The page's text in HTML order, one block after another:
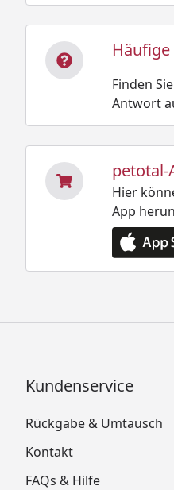
Häufige
Finden
Antwort
petotal-
Hier
App
Kundenservice
Rückgabe & Umtausch
Kontakt
FAQs & Hilfe